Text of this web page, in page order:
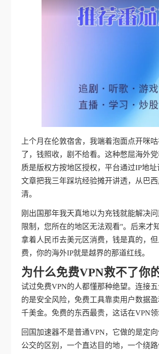
上个月在伦敦宿舍，我端着泡面点开咪
了，钱照收，剧不给看。这种憋屈海外
质是版权方按地区授权，平台通过IP地
文章把我三年踩坑经验摊开讲透，从巴
清。
刚出国那年我天真地以为充钱就能解决
限制，您所在的地区无法观看"。后来才
拿着人民币去美元区消费，钱是真的，
费，你的海外IP就是越界的那道红线。
为什么免费VPN救不了你
试过免费VPN的人都懂那种绝望。连接
的是安全风险，免费工具靠卖用户数据
千美金。免费的东西最贵，这话在VPN领
回国加速器不是普通VPN，它做的是定
公交的区别，一个直达目的地，一个绕路